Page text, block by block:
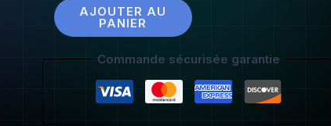
480
1,5go
AJOUTER AU
PANIER
Commande sécurisée garantie